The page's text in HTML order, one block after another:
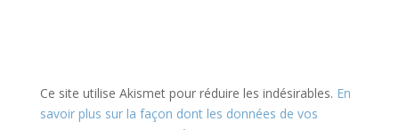
Ce site utilise Akismet pour réduire les indésirables. En
savoir plus sur la façon dont les données de vos